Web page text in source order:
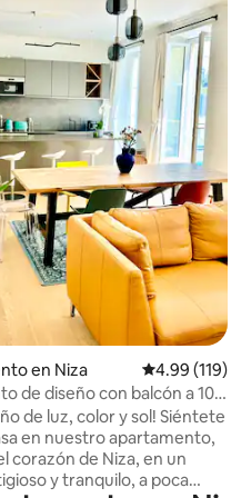
de 5; 154 evaluaciones
en Niza
4.99 (119)
de diseño con balcón a 10
mar
luz, color y sol! Siéntete
en nuestro apartamento,
corazón de Niza, en un
y tranquilo, a poca